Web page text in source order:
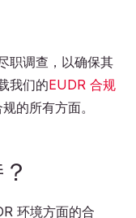
职调查，以确保其
我们的EUDR 合规
的所有方面。
环境方面的合